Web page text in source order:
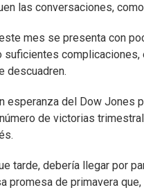
las conversaciones,
mes se presenta con
suficientes
descuadren.
esperanza del Dow Jones
de victorias
tarde, debería llegar por
promesa de primavera